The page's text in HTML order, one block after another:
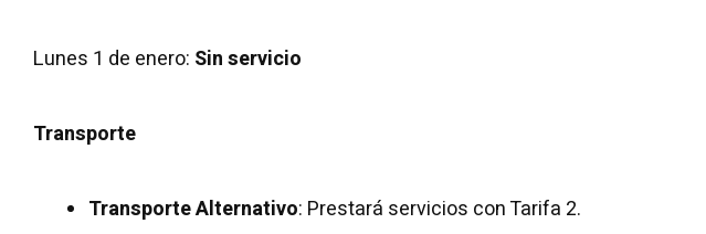
Lunes 1 de enero: Sinservicio
Transporte
Transporte Alternativo: Prestará servicios con Tarifa 2.